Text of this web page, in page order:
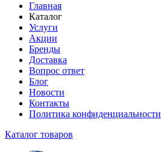
Главная
Каталог
Услуги
Акции
Бренды
Доставка
Вопрос ответ
Блог
Новости
Контакты
Политика конфиденциальности
Каталог товаров